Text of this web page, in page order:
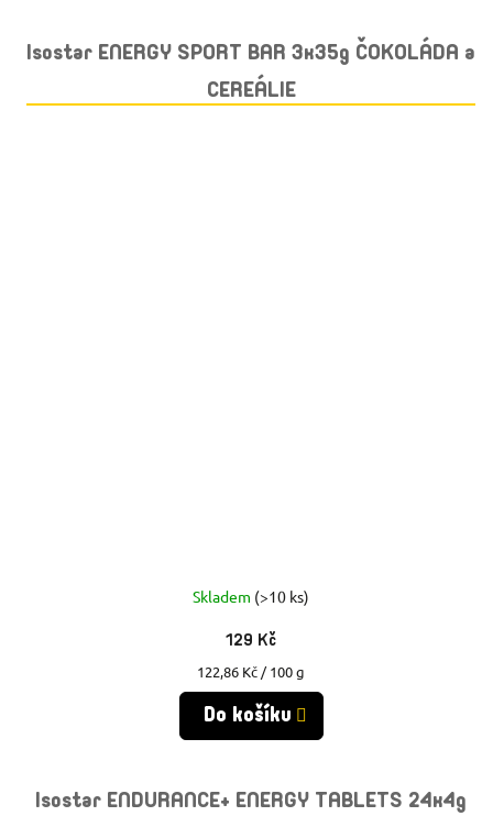
Isostar ENERGY SPORT BAR 3x35g ČOKOLÁDA a
CEREÁLIE
Skladem (>10 ks)
129 Kč
Měrná
cena:
122,86 Kč / 100 g
Do košíku
Isostar ENDURANCE+ ENERGY TABLETS 24x4g